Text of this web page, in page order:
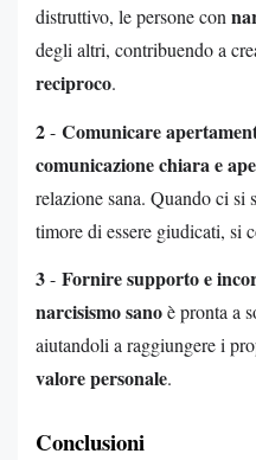
distruttivo, le persone con
degli altri, contribuendo a
reciproco.
2- Comunicare
comunicazione chiara e
relazione sana. Quando ci si
timore di essere giudicati, si
3- Fornire supporto e
narcisismo sanoè pronta a
aiutandoli a raggiungere i
valore personale.
Conclusioni